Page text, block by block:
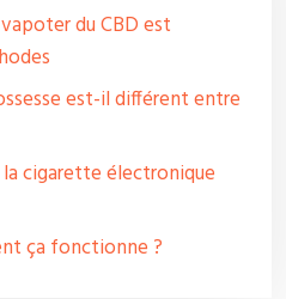
du CBD est
est-il différent entre
cigarette électronique
ça fonctionne ?